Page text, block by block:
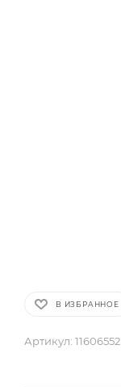
В ИЗБРАННОЕ
Артикул: 11606552